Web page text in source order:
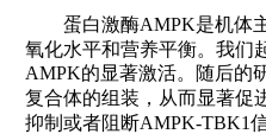
蛋白激酶AMPK是机体
氧化水平和营养平衡。我们
AMPK的显著激活。随后的
复合体的组装，从而显著促
抑制或者阻断AMPK-TBK1